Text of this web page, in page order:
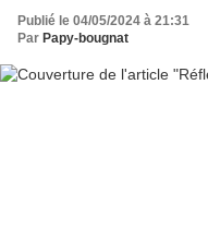
Publié le 04/05/2024 à 21:31
Par Papy-bougnat